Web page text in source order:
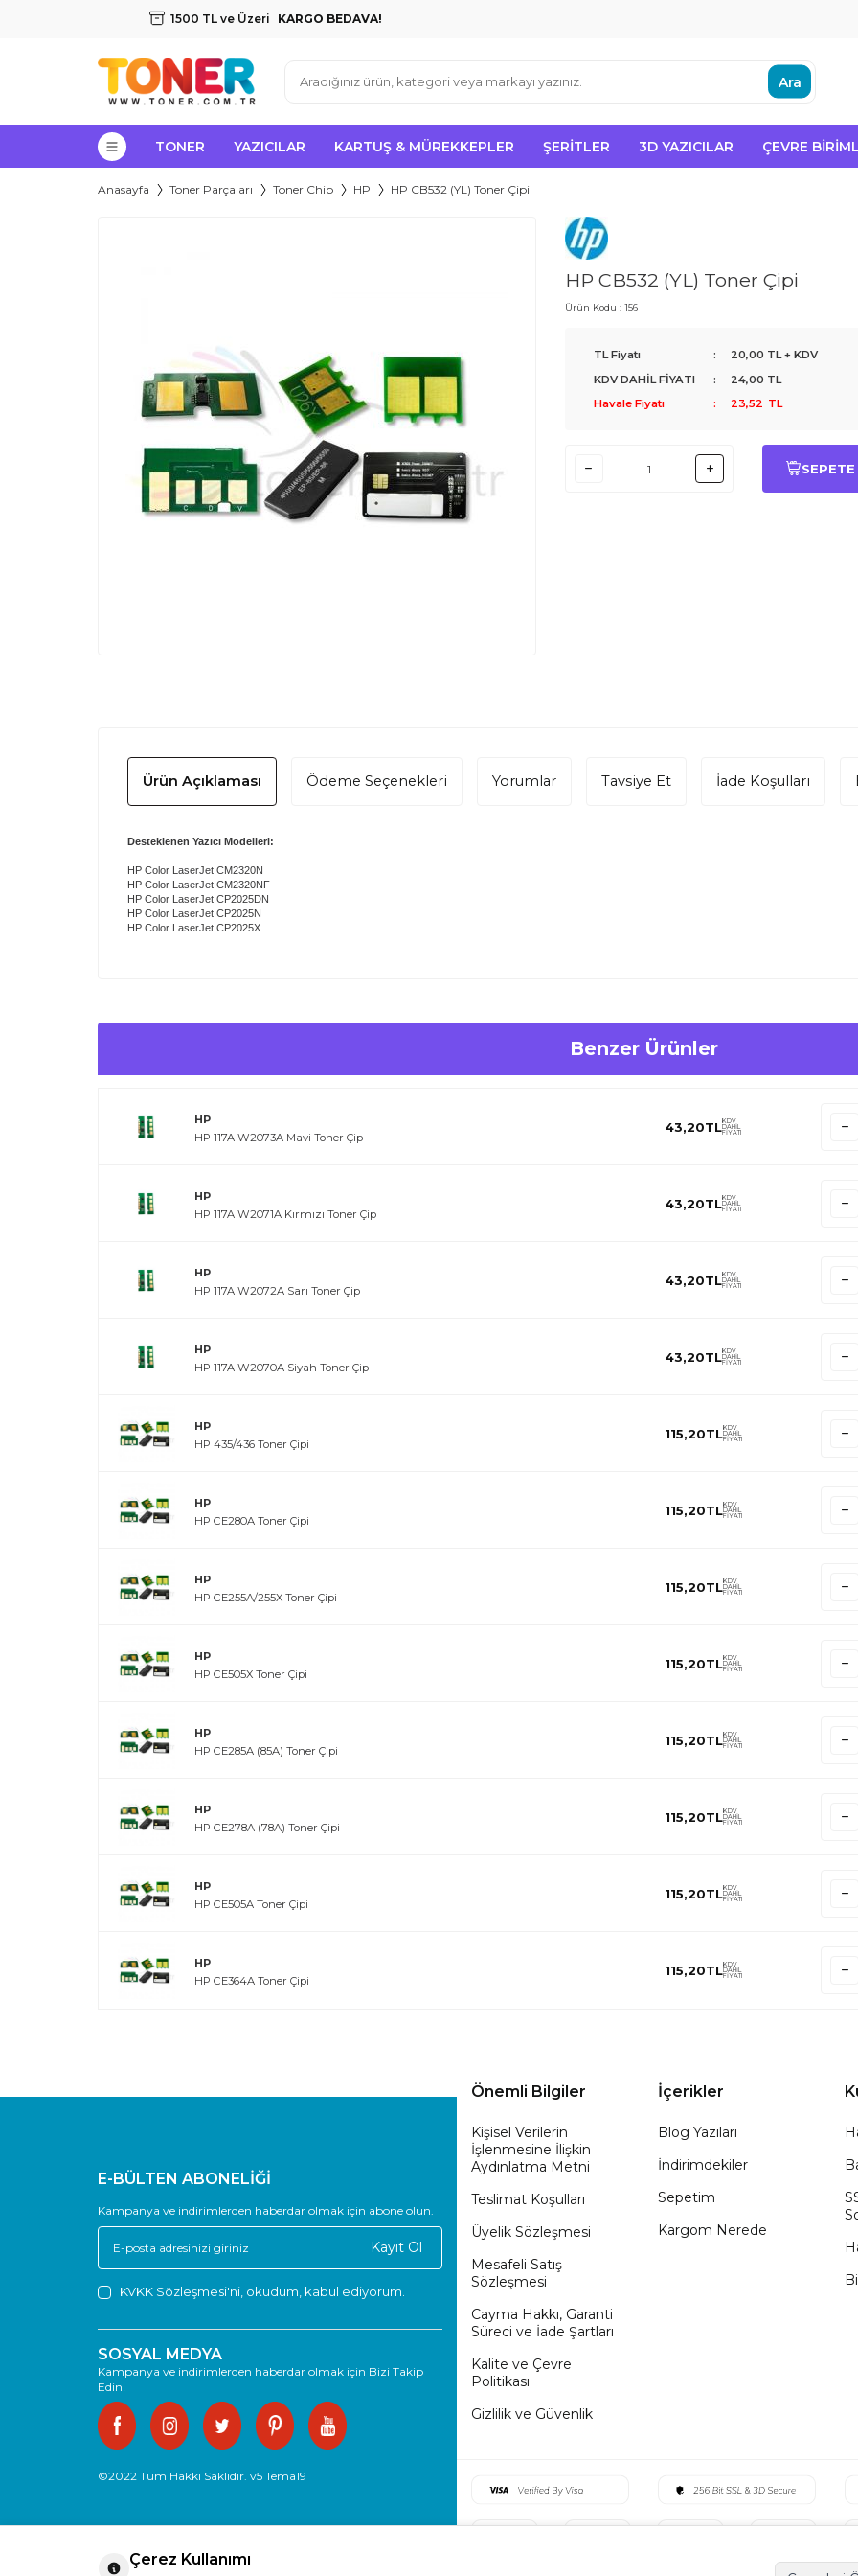
1500 TL ve Üzeri KARGO BEDAVA!
Ara
TONER YAZICILAR KARTUŞ & MÜREKKEPLER ŞERITLER 3D YAZICILAR ÇEVRE
Anasayfa Toner Parçaları Toner Chip HP HP CB532 (YL) Toner Çipi
HP CB532 (YL) Toner Çipi
Ürün Kodu : 156
TL Fiyatı : 20,00 TL + KDV
KDV DAHİL FİYATI
: 24,00 TL
Havale Fiyatı
: 23,52 TL
SEPETE
Ürün Açıklaması Ödeme Seçenekleri Yorumlar Tavsiye Et İade Koşulları
Desteklenen Yazıcı Modelleri:
HP Color LaserJet CM2320N
HP Color LaserJet CM2320NF
HP Color LaserJet CP2025DN
HP Color LaserJet CP2025N
HP Color LaserJet CP2025X
Benzer Ürünler
HP
HP 117A W2073A Mavi Toner Çip
43,20TLKDV
DAHİL
FİYATI
HP
HP 117A W2071A Kırmızı Toner Çip
43,20TLKDV
DAHİL
FİYATI
HP
HP 117A W2072A Sarı Toner Çip
43,20TLKDV
DAHİL
FİYATI
HP
HP 117A W2070A Siyah Toner Çip
43,20TLKDV
DAHİL
FİYATI
HP
HP 435/436 Toner Çipi
115,20TLKDV
DAHİL
FİYATI
HP
HP CE280A Toner Çipi
115,20TLKDV
DAHİL
FİYATI
HP
HP CE255A/255X Toner Çipi
115,20TLKDV
DAHİL
FİYATI
HP
HP CE505X Toner Çipi
115,20TLKDV
DAHİL
FİYATI
HP
HP CE285A (85A) Toner Çipi
115,20TLKDV
DAHİL
FİYATI
HP
HP CE278A (78A) Toner Çipi
115,20TLKDV
DAHİL
FİYATI
HP
HP CE505A Toner Çipi
115,20TLKDV
DAHİL
FİYATI
HP
HP CE364A Toner Çipi
115,20TLKDV
DAHİL
FİYATI
E-BÜLTEN ABONELİĞİ
Kampanya ve indirimlerden haberdar olmak için abone olun.
Kayıt Ol
KVKK Sözleşmesi'ni , okudum, kabul ediyorum.
SOSYAL MEDYA
Kampanya ve indirimlerden haberdar olmak için Bizi Takip
Edin!
©2022 Tüm Hakkı Saklıdır. v5 Tema19
Önemli Bilgiler
Kişisel Verilerin
İşlenmesine İlişkin
Aydınlatma Metni
Teslimat Koşulları
Üyelik Sözleşmesi
Mesafeli Satış
Sözleşmesi
Cayma Hakkı, Garanti
Süreci ve İade Şartları
Kalite ve Çevre
Politikası
Gizlilik ve Güvenlik
İçerikler
Blog Yazıları
İndirimdekiler
Sepetim
Kargom Nerede
Çerez Kullanımı